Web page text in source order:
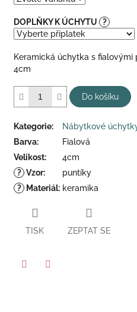
5
hvězdiček.
DOPLŇKY K ÚCHYTU ?
Keramická úchytka s fialovými
4cm
Do košíku
Kategorie:
Nábytkové
Barva:
Fialová
Velikost:
4cm
? Vzor:
puntíky
? Materiál: keramika
TISK ZEPTAT SE